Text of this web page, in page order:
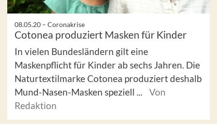
08.05.20 – Coronakrise
Cotonea produziert Masken für Kinder
In vielen Bundesländern gilt eine
Maskenpflicht für Kinder ab sechs Jahren. Die
Naturtextilmarke Cotonea produziert deshalb
Mund-Nasen-Masken speziell ...
Von
Redaktion